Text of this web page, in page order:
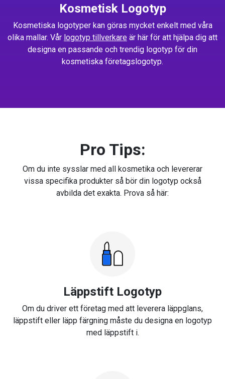
Kosmetisk Logotyp
Kosmetiska logotyper kan göras mycket enkelt med våra
olika mallar. Vår logotyp tillverkare är här för att hjälpa dig att
designa en passande och trendig logotyp för din
kosmetiska företagslogotyp.
Pro Tips:
Om du inte sysslar med all kosmetika och levererar
vissa specifika produkter så bör din logotyp också
avbilda det exakta. Prova så här:
Läppstift Logotyp
Om du driver ett företag med att leverera läppglans,
läppstift eller läpp färgning måste du designa en logotyp
med läppstift i.